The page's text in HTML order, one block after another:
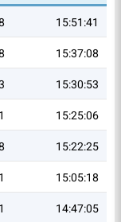
15:51:41
15:37:08
15:30:53
15:25:06
15:22:25
15:05:18
14:47:05